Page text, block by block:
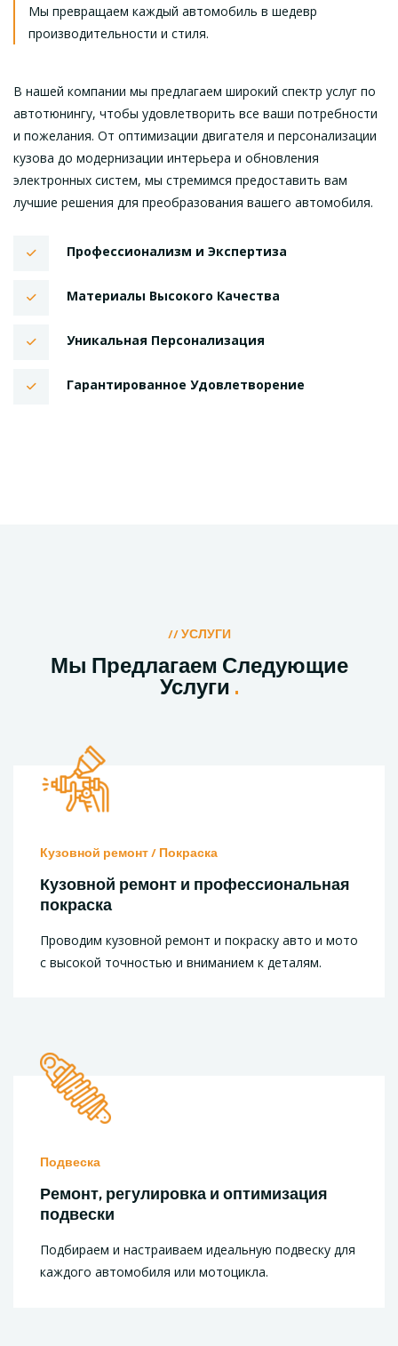
Мы превращаем каждый автомобиль в шедевр
производительности и стиля.
В нашей компании мы предлагаем широкий спектр услуг по
автотюнингу, чтобы удовлетворить все ваши потребности
и пожелания. От оптимизации двигателя и персонализации
кузова до модернизации интерьера и обновления
электронных систем, мы стремимся предоставить вам
лучшие решения для преобразования вашего автомобиля.
Профессионализм и Экспертиза
Материалы Высокого Качества
Уникальная Персонализация
Гарантированное Удовлетворение
// УСЛУГИ
Мы Предлагаем Следующие
Услуги .
Кузовной ремонт / Покраска
Кузовной ремонт и профессиональная
покраска
Проводим кузовной ремонт и покраску авто и мото
с высокой точностью и вниманием к деталям.
Подвеска
Ремонт, регулировка и оптимизация
подвески
Подбираем и настраиваем идеальную подвеску для
каждого автомобиля или мотоцикла.